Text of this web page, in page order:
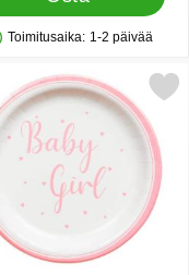
Varastossa
Toimitusaika: 1-2 päivää
suosikiksi
Merkitse baby Giri